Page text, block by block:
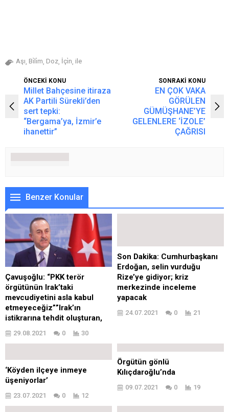
Aşı Bi̇li̇m Doz İçi̇n ile
ÖNCEKİ KONU
Millet Bahçesine itiraza
AK Partili Sürekli’den
sert tepki:
“Bergama’ya, İzmir’e
ihanettir”
SONRAKİ KONU
EN ÇOK VAKA
GÖRÜLEN
GÜMÜŞHANE’YE
GELENLERE ‘İZOLE’
ÇAĞRISI
Benzer Konular
Çavuşoğlu: “PKK terör
örgütünün Irak’taki
mevcudiyetini asla kabul
etmeyeceğiz””Irak’ın
istikrarına tehdit oluşturan,
egemenliğini ihlal eden bu…
29.08.2021 0 30
Son Dakika: Cumhurbaşkanı
Erdoğan, selin vurduğu
Rize’ye gidiyor; kriz
merkezinde inceleme
yapacak
24.07.2021 0 21
‘Köyden ilçeye inmeye
üşeniyorlar’
23.07.2021 0 12
Örgütün gönlü
Kılıçdaroğlu’nda
09.07.2021 0 19